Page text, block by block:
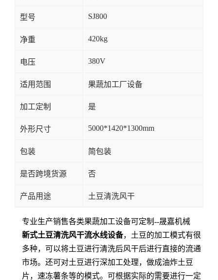
型号 SJ800
净重 420kg
电压 380V
适用范围 果蔬加工厂设备
加工定制 是
外形尺寸 5000*1420*1300mm
包装 简包装
是否跨境货源 否
产品用途 土豆清洗风干
专业生产销售各类果蔬加工设备可定制--晟嘉机械
新式土豆清洗风干流水线设备，土豆的加工模式有很
多种，可以将土豆进行清洗后风干后进行直接的流通
市场。还可对土豆进行深加工处理，做成油炸土豆
片，速冻薯条等的模式。可根据实际的需要进行一定